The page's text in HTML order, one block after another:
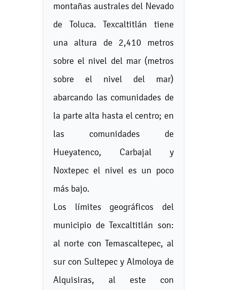
montañas australes del Nevado
de Toluca. Texcaltitlán tiene
una altura de 2,410 metros
sobre el nivel del mar (metros
sobre el nivel del mar)
abarcando las comunidades de
la parte alta hasta el centro; en
las comunidades de
Hueyatenco, Carbajal y
Noxtepec el nivel es un poco
más bajo.
Los límites geográficos del
municipio de Texcaltitlán son:
al norte con Temascaltepec, al
sur con Sultepec y Almoloya de
Alquisiras, al este con